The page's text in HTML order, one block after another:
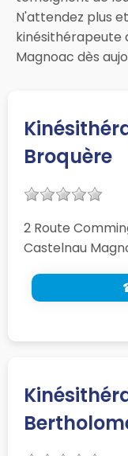
N'attendez plus
kinésithérapeute
Magnoac dès
Broquère
2 Route
Castelnau